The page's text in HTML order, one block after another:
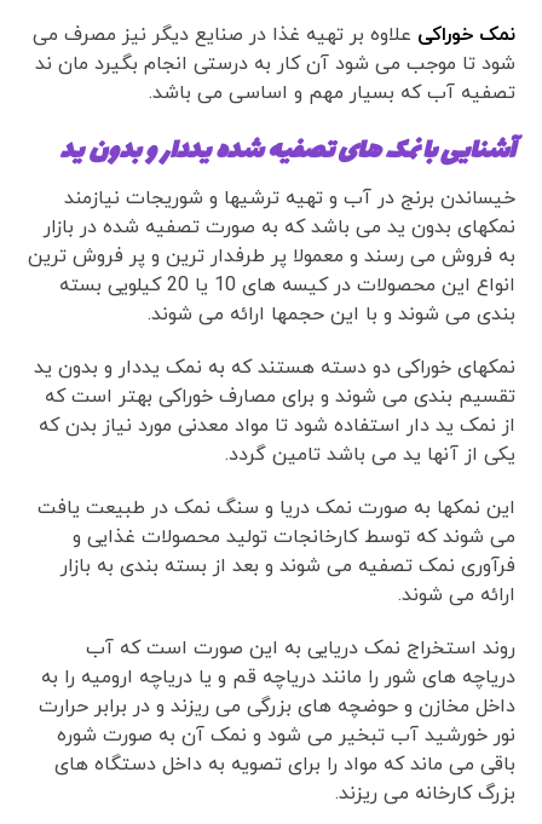
نمک خوراکی علاوه بر تهیه غذا در صنایع دیگر نیز مصرف می
شود تا موجب می شود آن کار به درستی انجام بگیرد مان ند
تصفیه آب که بسیار مهم و اساسی می باشد.
آشنایی با نمک های تصفیه شده یددار و بدون ید
خیساندن برنج در آب و تهیه ترشیها و شوریجات نیازمند
نمکهای بدون ید می باشد که به صورت تصفیه شده در بازار
به فروش می رسند و معمولا پر طرفدار ترین و پر فروش ترین
انواع این محصولات در کیسه های 10 یا 20 کیلویی بسته
بندی می شوند و با این حجمها ارائه می شوند.
نمکهای خوراکی دو دسته هستند که به نمک یددار و بدون ید
تقسیم بندی می شوند و برای مصارف خوراکی بهتر است که
از نمک ید دار استفاده شود تا مواد معدنی مورد نیاز بدن که
یکی از آنها ید می باشد تامین گردد.
این نمکها به صورت نمک دریا و سنگ نمک در طبیعت یافت
می شوند که توسط کارخانجات تولید محصولات غذایی و
فرآوری نمک تصفیه می شوند و بعد از بسته بندی به بازار
ارائه می شوند.
روند استخراج نمک دریایی به این صورت است که آب
دریاچه های شور را مانند دریاچه قم و یا دریاچه ارومیه را به
داخل مخازن و حوضچه های بزرگی می ریزند و در برابر حرارت
نور خورشید آب تبخیر می شود و نمک آن به صورت شوره
باقی می ماند که مواد را برای تصویه به داخل دستگاه های
بزرگ کارخانه می ریزند.